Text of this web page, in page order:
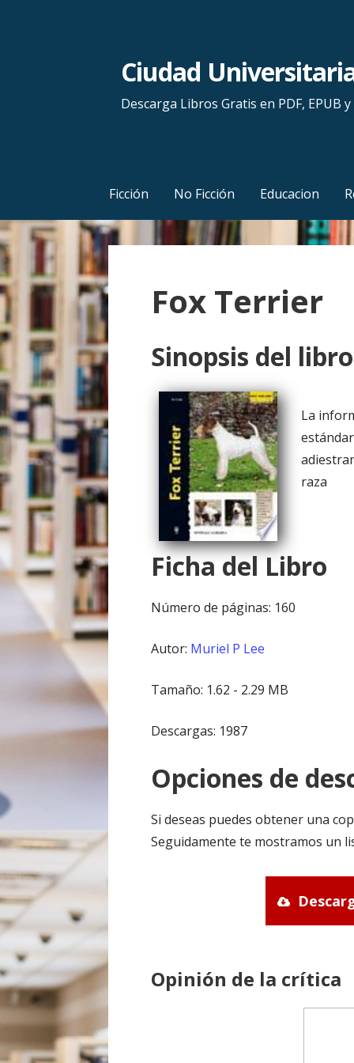
n
t
e
n
i
d
o
Ciudad
Descarga Libros Gratis en PDF, EPUB y
Ficción No Ficción Educacion
Fox Terrier
Sinopsis del libro
La
raza
Ficha del Libro
Número de páginas: 160
Autor: Muriel P Lee
Tamaño: 1.62 - 2.29 MB
Descargas: 1987
Opciones de
Si deseas puedes obtener una
Seguidamente te mostramos un
Opinión de la crítica